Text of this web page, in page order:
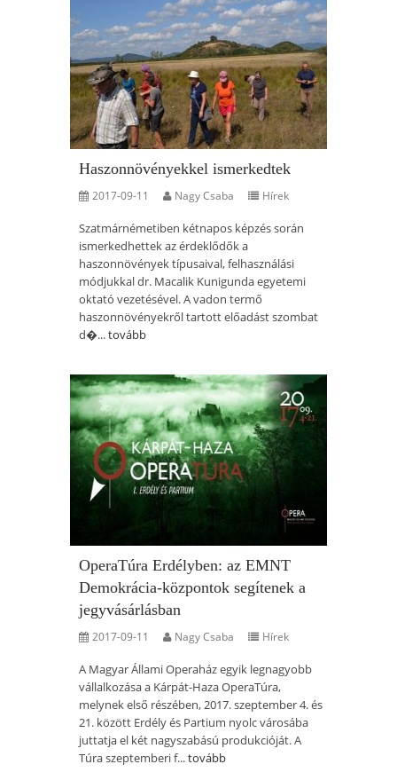
Haszonnövényekkel ismerkedtek
2017-09-11 Nagy Csaba Hírek
Szatmárnémetiben kétnapos képzés során
ismerkedhettek az érdeklődők a
haszonnövények típusaival, felhasználási
módjukkal dr. Macalik Kunigunda egyetemi
oktató vezetésével. A vadon termő
haszonnövényekről tartott előadást szombat
d�...tovább
OperaTúra Erdélyben: az EMNT
Demokrácia-központok segítenek a
jegyvásárlásban
2017-09-11 Nagy Csaba Hírek
A Magyar Állami Operaház egyik legnagyobb
vállalkozása a Kárpát-Haza OperaTúra,
melynek első részében, 2017. szeptember 4. és
21. között Erdély és Partium nyolc városába
juttatja el két nagyszabású produkcióját. A
Túra szeptemberi f...tovább